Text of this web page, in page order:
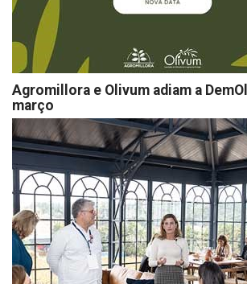
Agromillora e Olivum adiam a
março